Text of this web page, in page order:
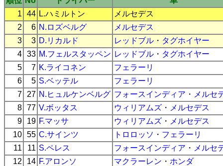
1
44 L.ハミルトン
メルセデス
2
6 N.ロズベルグ
メルセデス
3
3 D.リカルド レッドブル ・ タグホイヤー
4 33 M.フェルスタッペン レッドブル ・ タグホイヤー
5
7 K.ライコネン
フェラーリ
6
5 S.ベッテル
フェラーリ
7
27 N.ヒュルケンベルグ フォースインディア ・ メルセ
8 77 V.ボッタス ウィリアムズ ・ メルセデス
9
19 F.マッサ ウィリアムズ ・ メルセデス
10 55 C.サインツ トロロッソ ・ フェラーリ
11
11 S.ペレス フォースインディア ・ メルセ
12
14 F.アロンソ マクラーレン ・ ホンダ